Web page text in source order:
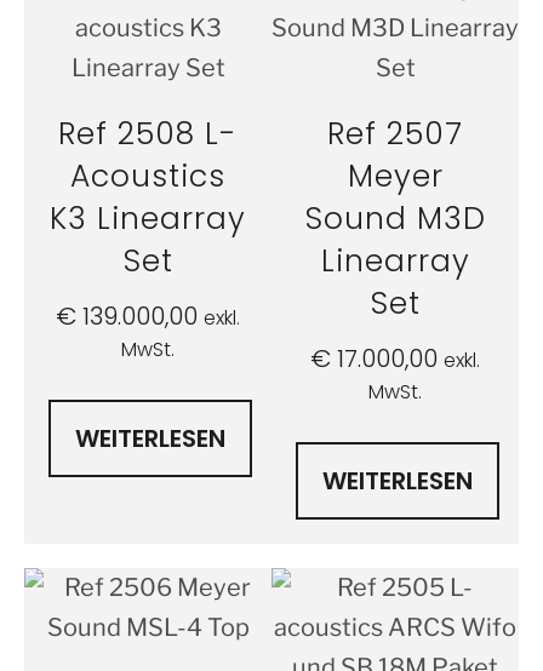
Ref 2508 L-
Acoustics
K3 Linearray
Set
€139.000,00 exkl.
MwSt.
WEITERLESEN
Ref 2507
Meyer
Sound M3D
Linearray
Set
€17.000,00 exkl.
MwSt.
WEITERLESEN